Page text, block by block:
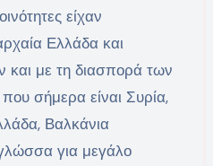
είχαν
Ελλάδα και
και με τη διασπορά των
σήμερα είναι Συρία,
Βαλκάνια
για μεγάλο